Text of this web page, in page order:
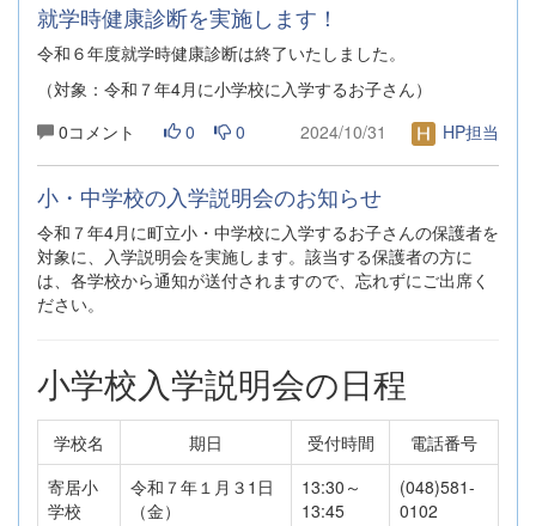
就学時健康診断を実施します！
令和６年度就学時健康診断は終了いたしました。
（対象：令和７年4月に小学校に入学するお子さん）
0コメント
0 0 2024/10/31 HP担当
小・中学校の入学説明会のお知らせ
令和７年4月に町立小・中学校に入学するお子さんの保護者を
対象に、入学説明会を実施します。該当する保護者の方に
は、各学校から通知が送付されますので、忘れずにご出席く
ださい。
小学校入学説明会の日程
学校名 期日 受付時間
電話番号
寄居小
学校
令和７年１月３1日
（金）
13:30～
13:45
(048)581-
0102